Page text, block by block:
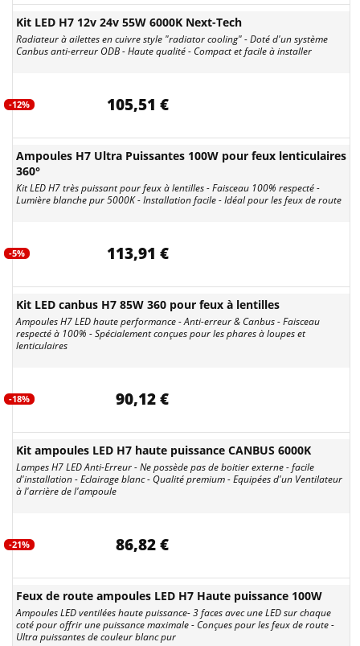
Kit LED H7 12v 24v 55W 6000K Next-Tech
Radiateur à ailettes en cuivre style "radiator cooling" - Doté d'un système
Canbus anti-erreur ODB - Haute qualité - Compact et facile à installer
-12% 105,51 €
Ampoules H7 Ultra Puissantes 100W pour feux lenticulaires
360°
Kit LED H7 très puissant pour feux à lentilles - Faisceau 100% respecté -
Lumière blanche pur 5000K - Installation facile - Idéal pour les feux de route
-5% 113,91 €
Kit LED canbus H7 85W 360 pour feux à lentilles
Ampoules H7 LED haute performance - Anti-erreur & Canbus - Faisceau
respecté à 100% - Spécialement conçues pour les phares à loupes et
lenticulaires
-18% 90,12 €
Kit ampoules LED H7 haute puissance CANBUS 6000K
Lampes H7 LED Anti-Erreur - Ne possède pas de boitier externe - facile
d'installation - Eclairage blanc - Qualité premium - Equipées d'un Ventilateur
à l'arrière de l'ampoule
-21% 86,82 €
Feux de route ampoules LED H7 Haute puissance 100W
Ampoules LED ventilées haute puissance- 3 faces avec une LED sur chaque
coté pour offrir une puissance maximale - Conçues pour les feux de route -
Ultra puissantes de couleur blanc pur